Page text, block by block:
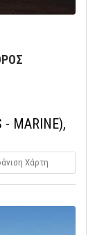
MARINE),
Χάρτη